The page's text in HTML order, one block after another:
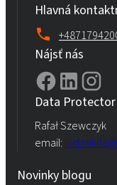
Hlavná
Nájsť nás
Data
Rafał Szewczyk
email:
Novinky blogu